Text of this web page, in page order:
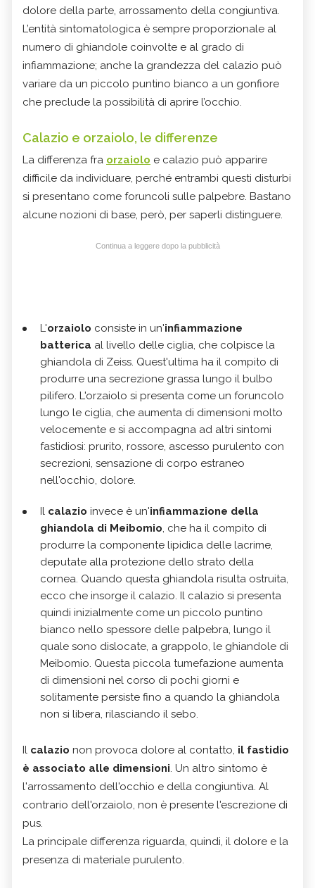
dolore della parte, arrossamento della congiuntiva.
L’entità sintomatologica è sempre proporzionale al
numero di ghiandole coinvolte e al grado di
infiammazione; anche la grandezza del calazio può
variare da un piccolo puntino bianco a un gonfiore
che preclude la possibilità di aprire l’occhio.
Calazio e orzaiolo, le differenze
La differenza fra orzaiolo e calazio può apparire
difficile da individuare, perché entrambi questi disturbi
si presentano come foruncoli sulle palpebre. Bastano
alcune nozioni di base, però, per saperli distinguere.
Continua a leggere dopo la pubblicità
L'orzaiolo consiste in un'infiammazione
batterica al livello delle ciglia, che colpisce la
ghiandola di Zeiss. Quest'ultima ha il compito di
produrre una secrezione grassa lungo il bulbo
pilifero. L'orzaiolo si presenta come un foruncolo
lungo le ciglia, che aumenta di dimensioni molto
velocemente e si accompagna ad altri sintomi
fastidiosi: prurito, rossore, ascesso purulento con
secrezioni, sensazione di corpo estraneo
nell'occhio, dolore.
Il calazio invece è un'infiammazione della
ghiandola di Meibomio, che ha il compito di
produrre la componente lipidica delle lacrime,
deputate alla protezione dello strato della
cornea. Quando questa ghiandola risulta ostruita,
ecco che insorge il calazio. Il calazio si presenta
quindi inizialmente come un piccolo puntino
bianco nello spessore delle palpebra, lungo il
quale sono dislocate, a grappolo, le ghiandole di
Meibomio. Questa piccola tumefazione aumenta
di dimensioni nel corso di pochi giorni e
solitamente persiste fino a quando la ghiandola
non si libera, rilasciando il sebo.
Il calazio non provoca dolore al contatto, il fastidio
è associato alle dimensioni. Un altro sintomo è
l'arrossamento dell'occhio e della congiuntiva. Al
contrario dell'orzaiolo, non è presente l'escrezione di
pus.
La principale differenza riguarda, quindi, il dolore e la
presenza di materiale purulento.